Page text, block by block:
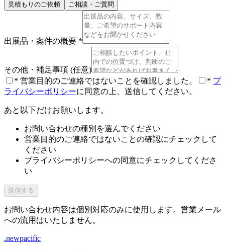
見積もりのご依頼 ご相談・ご質問
出展品・案件の概要 *
その他・補足事項 (任意)
* 営業目的のご連絡ではないことを確認しました。 * プ
ライバシーポリシーに同意の上、送信してください。
あと以下だけお願いします。
お問い合わせの種別を選んでください
営業目的のご連絡ではないことの確認にチェックして
ください
プライバシーポリシーへの同意にチェックしてくださ
い
送信する
お問い合わせ内容は個別対応のみに使用します。営業メール
への流用はいたしません。
.newpacific